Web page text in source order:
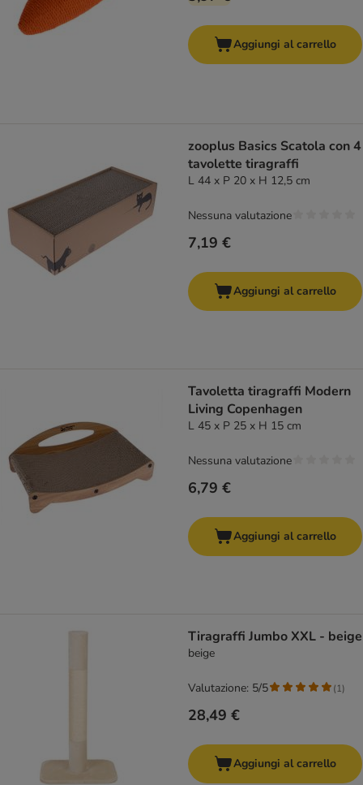
Aggiungi al carrello
zooplus Basics Scatola con 4
tavolette tiragraffi
L 44 x P 20 x H 12,5 cm
7,19 €
Nessuna valutazione
Aggiungi al carrello
Tavoletta tiragraffi Modern
Living Copenhagen
L 45 x P 25 x H 15 cm
6,79 €
Nessuna valutazione
Aggiungi al carrello
Tiragraffi Jumbo XXL - beige
beige
28,49 €
Valutazione: 5/5 (1)
Aggiungi al carrello